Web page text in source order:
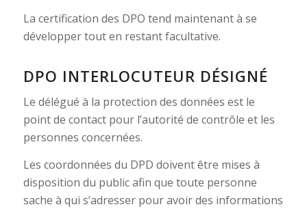
La certification des DPO tend maintenant à se
développer tout en restant facultative.
DPO INTERLOCUTEUR DÉSIGNÉ
Le délégué à la protection des données est le
point de contact pour l’autorité de contrôle et les
personnes concernées.
Les coordonnées du DPD doivent être mises à
disposition du public afin que toute personne
sache à qui s’adresser pour avoir des informations